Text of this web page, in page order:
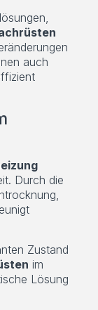
auch
Durch die
Zustand
im
Lösung